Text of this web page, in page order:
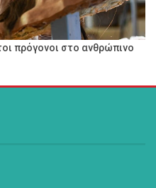
πρόγονοι στο ανθρώπινο